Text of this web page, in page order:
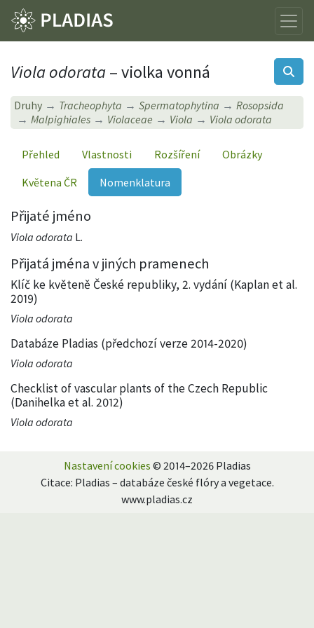
Viola odorata– violka vonná
Druhy Tracheophyta Spermatophytina
Rosopsida
Malpighiales
Violaceae Viola Viola odorata
Přehled Vlastnosti Rozšíření
Obrázky
Květena ČR
Nomenklatura
Přijaté jméno
Viola odorata L.
Přijatá jména v jiných pramenech
Klíč ke květeně České republiky, 2. vydání (Kaplan et al.
2019)
Viola odorata
Databáze Pladias (předchozí verze 2014-2020)
Viola odorata
Checklist of vascular plants of the Czech Republic
(Danihelka et al. 2012)
Viola odorata
Nastavení cookies © 2014–2026 Pladias
Citace: Pladias – databáze české flóry a vegetace.
www.pladias.cz